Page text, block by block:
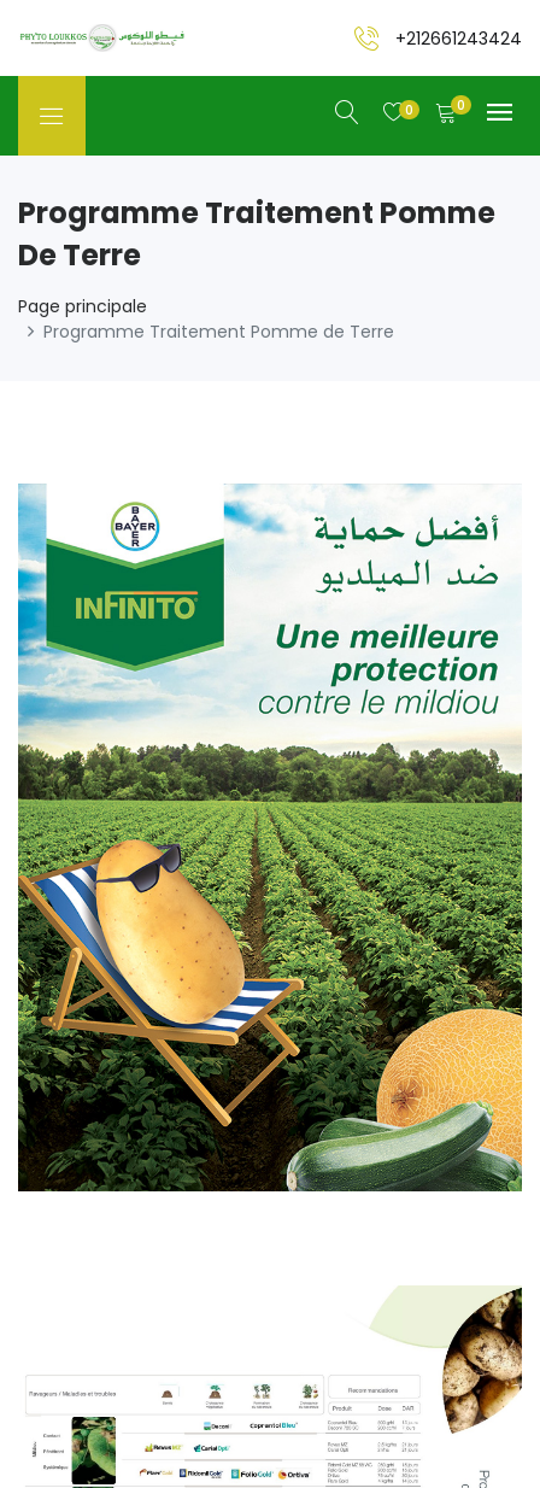
+212661243424
0 0
Programme Traitement Pomme
De Terre
Page principale
Programme Traitement Pomme de Terre